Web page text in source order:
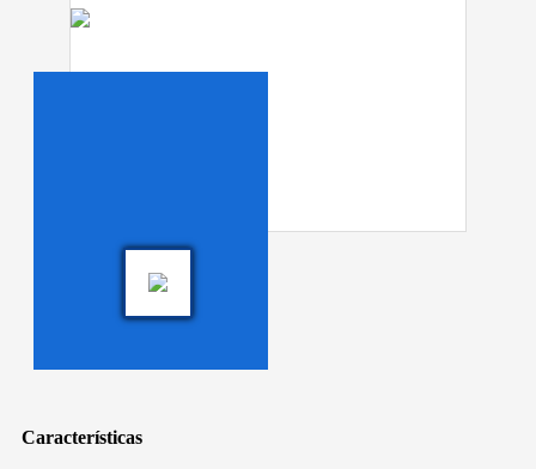
Características